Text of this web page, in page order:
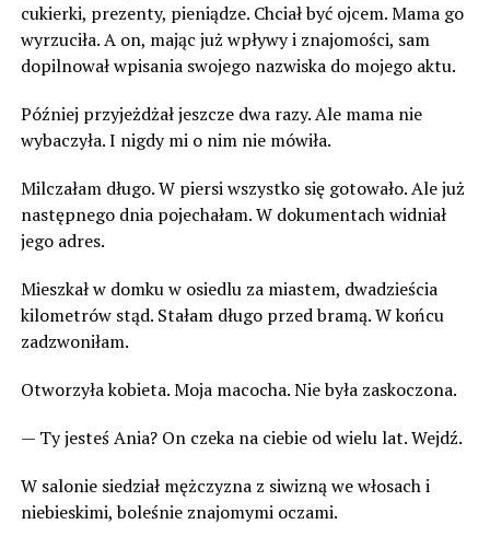
cukierki, prezenty, pieniądze. Chciał być ojcem. Mama go
wyrzuciła. A on, mając już wpływy i znajomości, sam
dopilnował wpisania swojego nazwiska do mojego aktu.
Później przyjeżdżał jeszcze dwa razy. Ale mama nie
wybaczyła. I nigdy mi o nim nie mówiła.
Milczałam długo. W piersi wszystko się gotowało. Ale już
następnego dnia pojechałam. W dokumentach widniał
jego adres.
Mieszkał w domku w osiedlu za miastem, dwadzieścia
kilometrów stąd. Stałam długo przed bramą. W końcu
zadzwoniłam.
Otworzyła kobieta. Moja macocha. Nie była zaskoczona.
— Ty jesteś Ania? On czeka na ciebie od wielu lat. Wejdź.
W salonie siedział mężczyzna z siwizną we włosach i
niebieskimi, boleśnie znajomymi oczami.